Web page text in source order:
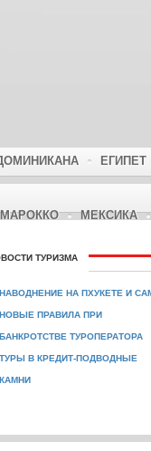
ЕГИПЕТ
МАРОККО МЕКСИКА
ТУРИЗМА
НАВОДНЕНИЕ НА ПХУКЕТЕ И
НОВЫЕ ПРАВИЛА ПРИ
БАНКРОТСТВЕ ТУРОПЕРАТОРА
ТУРЫ В КРЕДИТ-ПОДВОДНЫЕ
КАМНИ